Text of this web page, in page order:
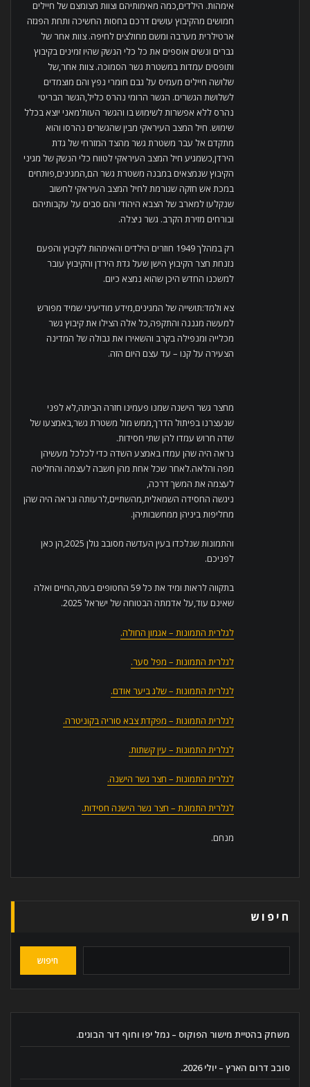
אימהות. הילדים,כמה מאימותיהם וצוות מצומצם של חיילים
חמושים מהקיבוץ עושים דרכם בחסות החשיכה ותחת הפגזה
ארטילרית מערבה ומשם מחולצים לחיפה. צוות אחר של
גברים ונשים אוספים את כל כלי הנשק שהיו זמינים בקיבוץ
ותופסים עמדות במשטרת גשר הסמוכה. צוות אחר,של
שלושה חיילים מעמיס על גבם חומרי נפץ והם מוצמדים
לשלושת הגשרים. הגשר הרומי נהרס כליל,הגשר הבריטי
נהרס ללא אפשרות לשימוש בו והגשר העות'מאני יוצא בכלל
שימוש. חיל המצב העיראקי מבין שהגשרים נהרסו והוא
מתקדם אל עבר משטרת גשר מהצד המזרחי של גדת
הירדן,כשמגיע חיל המצב העיראקי לטווח כלי הנשק של מגיני
הקיבוץ שנמצאים במבנה משטרת גשר הם,המגינים,פותחים
במכת אש חזקה שגורמת לחיל המצב העיראקי לחשוב
שנקלעו למארב של הצבא היהודי והם סבים על עקבותיהם
ובורחים מזירת הקרב. גשר ניצלה.
רק במהלך 1949 חוזרים הילדים והאימהות לקיבוץ והפעם
נזנחת חצר הקיבוץ הישן שעל גדת הירדן והקיבוץ עובר
למשכנו החדש היכן שהוא נמצא כיום.
צא ולמד:תושייה של המגינים,מידע מודיעיני שמיד מפורש
למעשה מגננה והתקפה,כל אלה הצילו את קיבוץ גשר
מכלייה ומנפילה בקרב והשאירו את גבולה של המדינה
הצעירה על קנו – עד עצם היום הזה.
מחצר גשר הישנה שמנו פעמינו חזרה הביתה,לא לפני
שנעצרנו בפיתול הדרך,ממש מול משטרת גשר,באמצעו של
שדה חרוש עמדו להן שתי חסידות.
נראה היה שהן עמדו באמצע השדה כדי לכלכל מעשיהן
מפה והלאה.לאחר שכל אחת מהן חשבה לעצמה והחליטה
לעצמה את המשך דרכה,
ניגשה החסידה השמאלית,מהשתיים,לרעותה ונראה היה שהן
מחליפות ביניהן ממחשבותיהן.
והתמונות שנלכדו בעין העדשה מסובב גולן 2025,הן כאן
לפניכם.
בתקווה לראות ומיד את כל 59 החטופים בעזה,החיים ואלה
שאינם עוד,על אדמתה הבטוחה של ישראל 2025.
לגלרית התמונות – אגמון החולה.
לגלרית התמונות – מפל סער.
לגלרית התמונות – שלג ביער אודם.
לגלרית התמונות – מפקדת צבא סוריה בקוניטרה.
לגלרית התמונות – עין קשתות.
לגלרית התמונות – חצר גשר הישנה.
לגלרית התמונת – חצר גשר הישנה חסידות.
מנחם.
חיפוש
חיפוש
משחק בהטיית מישור הפוקוס – נמל יפו וחוף דור הבונים.
סובב דרום הארץ – יולי 2026.